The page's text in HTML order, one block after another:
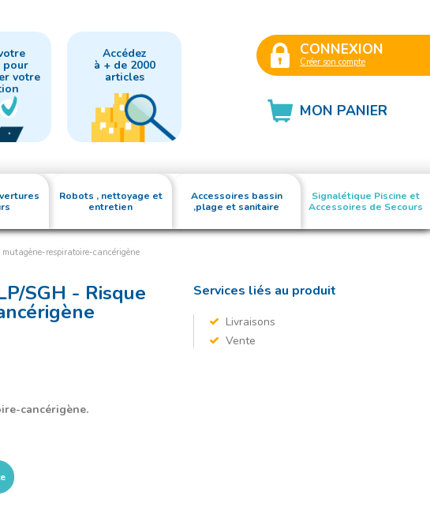
pour
votre
Accédez
à + de 2000
articles
CONNEXION
Créer son compte
MON PANIER
Robots , nettoyage et
entretien
Accessoires bassin
,plage et sanitaire
Signalétique Piscine et
Accessoires de Secours
respiratoire-cancérigène
SGH - Risque
cancérigène.
Services liés au produit
Livraisons
Vente